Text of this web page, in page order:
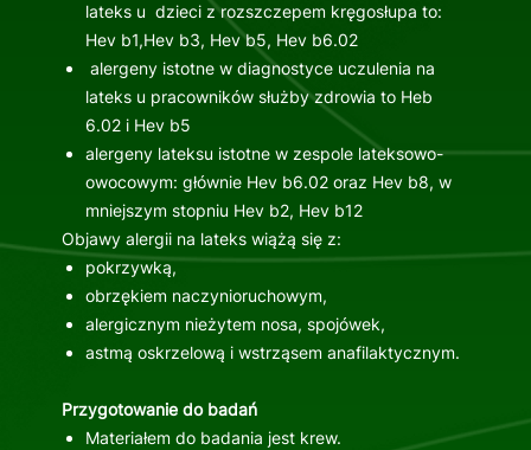
lateks u dzieci z rozszczepem kręgosłupa to:
Hev b1,Hev b3, Hev b5, Hev b6.02
alergeny istotne w diagnostyce uczulenia na
lateks u pracowników służby zdrowia to Heb
6.02 i Hev b5
alergeny lateksu istotne w zespole lateksowo-
owocowym: głównie Hev b6.02 oraz Hev b8, w
mniejszym stopniu Hev b2, Hev b12
Objawy alergii na lateks wiążą się z:
pokrzywką,
obrzękiem naczynioruchowym,
alergicznym nieżytem nosa, spojówek,
astmą oskrzelową i wstrząsem anafilaktycznym.
Przygotowanie do badań
Materiałem do badania jest krew.